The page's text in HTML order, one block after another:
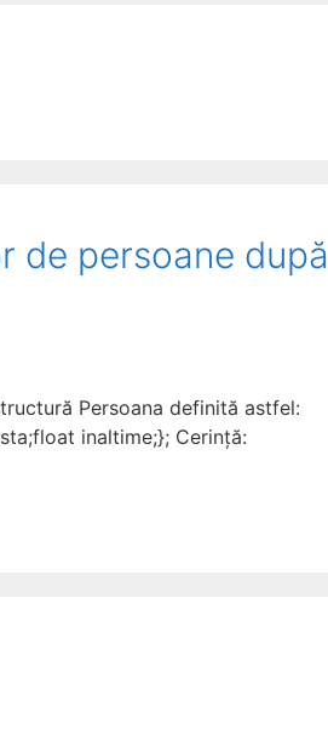
de persoane după
Persoana definită astfel:
inaltime;}; Cerință: